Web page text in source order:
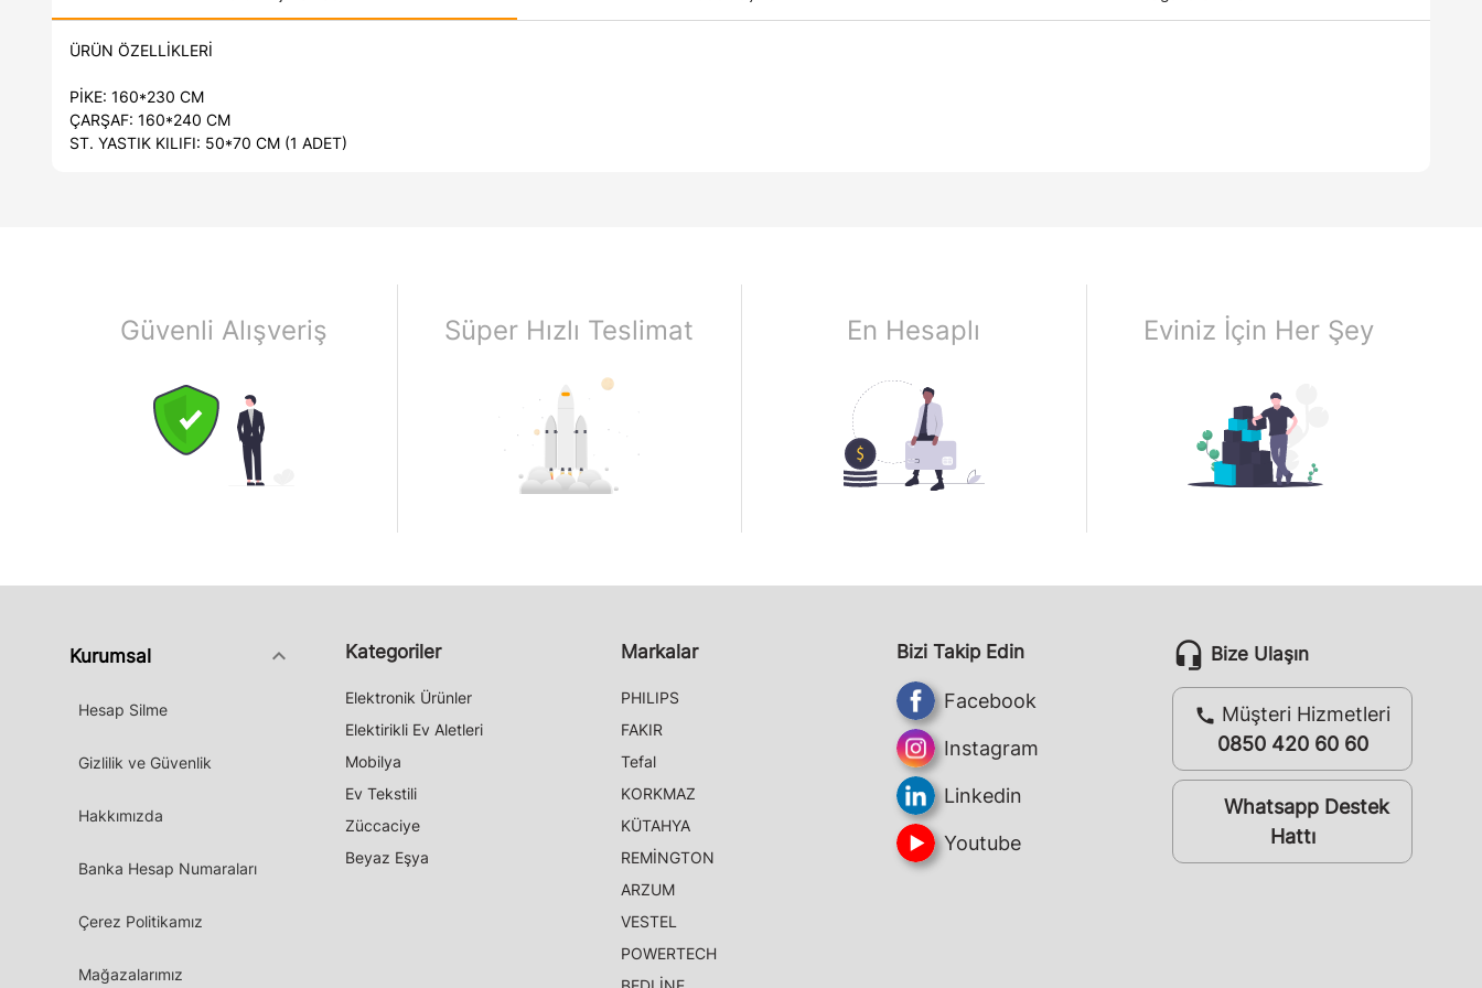
ÜRÜN ÖZELLİKLERİ
PİKE: 160*230 CM
ÇARŞAF: 160*240 CM
ST. YASTIK KILIFI: 50*70 CM (1 ADET)
Güvenli Alışveriş Süper Hızlı Teslimat En Hesaplı Eviniz İçin Her Şey
Kurumsal keyboard_arrow_down
Hesap Silme
Gizlilik ve Güvenlik
Hakkımızda
Banka Hesap Numaraları
Çerez Politikamız
Mağazalarımız
Kategoriler
Elektronik Ürünler
Elektirikli Ev Aletleri
Mobilya
Ev Tekstili
Züccaciye
Beyaz Eşya
Markalar
PHILIPS
FAKIR
Tefal
KORKMAZ
KÜTAHYA
REMİNGTON
ARZUM
VESTEL
POWERTECH
Bizi Takip Edin
Facebook
Instagram
Linkedin
Youtube
headset_mic Bize Ulaşın
call Müşteri Hizmetleri
0850 420 60 60
whatsappWhatsapp Destek
Hattı